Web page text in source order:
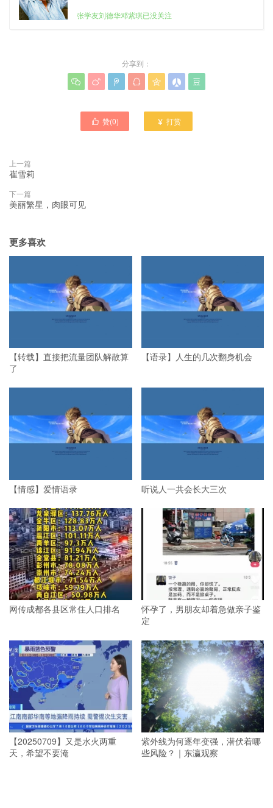
张学友刘德华邓紫琪已没关注
分享到：
      
 赞(0)  打赏
上一篇
崔雪莉
下一篇
美丽繁星，肉眼可见
更多喜欢
【转载】直接把流量团队解散算
了
【语录】人生的几次翻身机会
【情感】爱情语录 听说人一共会长大三次
网传成都各县区常住人口排名
怀孕了，男朋友却着急做亲子鉴
定
【20250709】又是水火两重
天，希望不要淹
紫外线为何逐年变强，潜伏着哪
些风险？｜东瀛观察